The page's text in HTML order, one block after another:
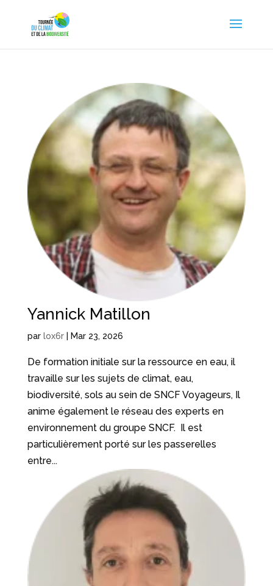
Yannick Matillon
par lox6r| Mar 23, 2026
De formation initiale sur la ressource en eau, il
travaille sur les sujets de climat, eau,
biodiversité, sols au sein de SNCF Voyageurs, Il
anime également le réseau des experts en
environnement du groupe SNCF. Il est
particulièrement porté sur les passerelles
entre...